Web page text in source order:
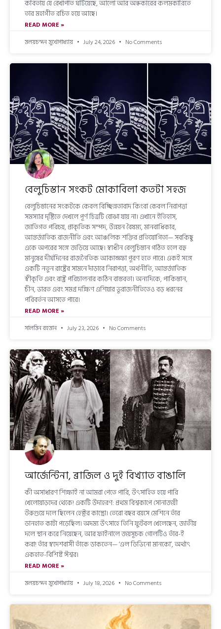
কবিতায় যে রেখাপাত ঘটিয়েছে, আলো আর অন্ধকারের কলমকারিতে
তার মহাগীত রচিত হয়ে আছে।
READ MORE »
মলয়চন্দন মুখোপাধ্যায়
July 24, 2026 No Comments
বেলুচিস্তান সংকট মোকাবিলা কতটা সহজ
বেলুচিস্তানের সংকটকে কেবল বিচ্ছিন্নতাবাদ কিংবা কেবল নিরাপত্তা
সমস্যার দৃষ্টিতে দেখলে পূর্ণ চিত্রটি বোঝা যায় না। এখানে ইতিহাস,
জাতিগত পরিচয়, প্রাকৃতিক সম্পদ, উন্নয়ন বৈষম্য, মানবাধিকার,
আন্তর্জাতিক রাজনীতি এবং আঞ্চলিক শক্তির প্রতিযোগিতা— সবকিছু
একে অপরের সঙ্গে জড়িয়ে আছে। স্বাধীন বেলুচিস্তান গঠিত হলে বহু
মানুষের দীর্ঘদিনের রাজনৈতিক আকাঙ্ক্ষা পূরণ হতে পারে। একই সঙ্গে
একটি নতুন রাষ্ট্রের সামনে দাঁড়াবে নিরাপত্তা, অর্থনীতি, আন্তর্জাতিক
স্বীকৃতি এবং রাষ্ট্র পরিচালনার কঠিন বাস্তবতা। অন্যদিকে, পাকিস্তান,
চীন, ভারত এবং সমগ্র দক্ষিণ এশিয়ার ভূরাজনীতিতেও বড় ধরনের
পরিবর্তন আসতে পারে।
READ MORE »
সালমিন রহমান
July 23, 2026 No Comments
আর্জেন্টিনা, ব্রাজিল ও দুই বিখ্যাত বাঙালি
কী অসাধারণ শিক্ষাই না আমরা পেতে পারি, উৎসাহিত হয়ে পারি
খেলোয়াড়দের থেকে! একটি উদাহরণ: প্রথম বিশ্বকাপে সোনাজয়ী
উরুগুয়ে দলে ছিলেন হেক্টর কাস্ত্রো। তেরো বছর বয়সে মেশিনে তাঁর
ডানহাত কাটা পড়েছিল। অদম্য উৎসাহে তিনি ফুটবল খেলেছেন, জাতীয়
দলে স্থান করে নিয়েছেন, আর ফাইনালে জয়সূচক গোলটিও তাঁর-ই
করা! তাঁর স্বদেশবাসী তাঁকে ডাকতেন— ‘এল ডিভিনো মানকো’, অর্থাৎ
একহাত-বিশিষ্ট ঈশ্বর।
READ MORE »
মলয়চন্দন মুখোপাধ্যায়
July 18, 2026 No Comments